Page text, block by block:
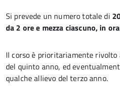
Si prevede un numero totale di
da 2 ore e mezza ciascuno, in
Il corso è prioritariamente
del quinto anno, ed
qualche allievo del terzo anno.